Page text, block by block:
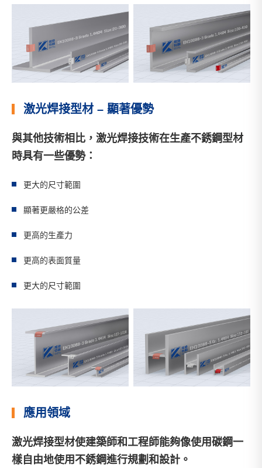
激光焊接型材 – 顯著優勢
與其他技術相比，激光焊接技術在生產不銹鋼型材
時具有一些優勢：
更大的尺寸範圍
顯著更嚴格的公差
更高的生產力
更高的表面質量
更大的尺寸範圍
應用領域
激光焊接型材使建築師和工程師能夠像使用碳鋼一
樣自由地使用不銹鋼進行規劃和設計。